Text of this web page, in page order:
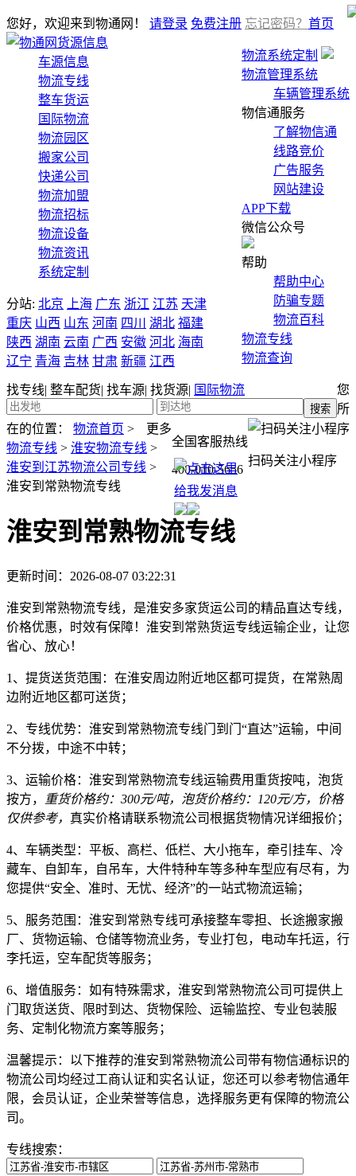
您好，欢迎来到物通网！ 请登录 免费注册 忘记密码？
物流系统定制
物流管理系统
车辆管理系统
物信通服务
了解物信通
线路竞价
广告服务
网站建设
APP下载
微信公众号
帮助
帮助中心
防骗专题
物流百科
物流专线
物流查询
找专线| 整车配货| 找车源| 找货源| 国际物流
全国客服热线
400-010-5656
扫码关注小程序
首页
货源信息
车源信息
物流专线
整车货运
国际物流
物流园区
搬家公司
快递公司
物流加盟
物流招标
物流设备
物流资讯
系统定制
分站: 北京 上海 广东 浙江 江苏 天津
重庆 山西 山东 河南 四川 湖北 福建
陕西 湖南 云南 广西 安徽 河北 海南
辽宁 青海 吉林 甘肃 新疆 江西
更多
您
所
在的位置：
物流首页 >
物流专线 > 淮安物流专线 >
淮安到江苏物流公司专线 >
淮安到常熟物流专线
淮安到常熟物流专线
更新时间：2026-08-07 03:22:31
淮安到常熟物流专线，是淮安多家货运公司的精品直达专线，
价格优惠，时效有保障！淮安到常熟货运专线运输企业，让您
省心、放心！
1、提货送货范围： 在淮安周边附近地区都可提货，在常熟周
边附近地区都可送货；
2、专线优势： 淮安到常熟物流专线门到门“直达”运输，中间
不分拨，中途不中转；
3、运输价格： 淮安到常熟物流专线运输费用重货按吨，泡货
按方，
重货价格约：300元/吨，泡货价格约：120元/方，价格
仅供参考， 真实价格请联系物流公司根据货物情况详细报价；
4、车辆类型： 平板、高栏、低栏、大小拖车，牵引挂车、冷
藏车、自卸车，自吊车，大件特种车等多种车型应有尽有，为
您提供“安全、准时、无忧、经济”的一站式物流运输；
5、服务范围： 淮安到常熟专线可承接整车零担、长途搬家搬
厂、货物运输、仓储等物流业务，专业打包，电动车托运，行
李托运，空车配货等服务；
6、增值服务： 如有特殊需求，淮安到常熟物流公司可提供上
门取货送货、限时到达、货物保险、运输监控、专业包装服
务、定制化物流方案等服务；
温馨提示： 以下推荐的淮安到常熟物流公司带有物信通标识的
物流公司均经过工商认证和实名认证，您还可以参考物信通年
限，会员认证，企业荣誉等信息，选择服务更有保障的物流公
司。
专线搜索：